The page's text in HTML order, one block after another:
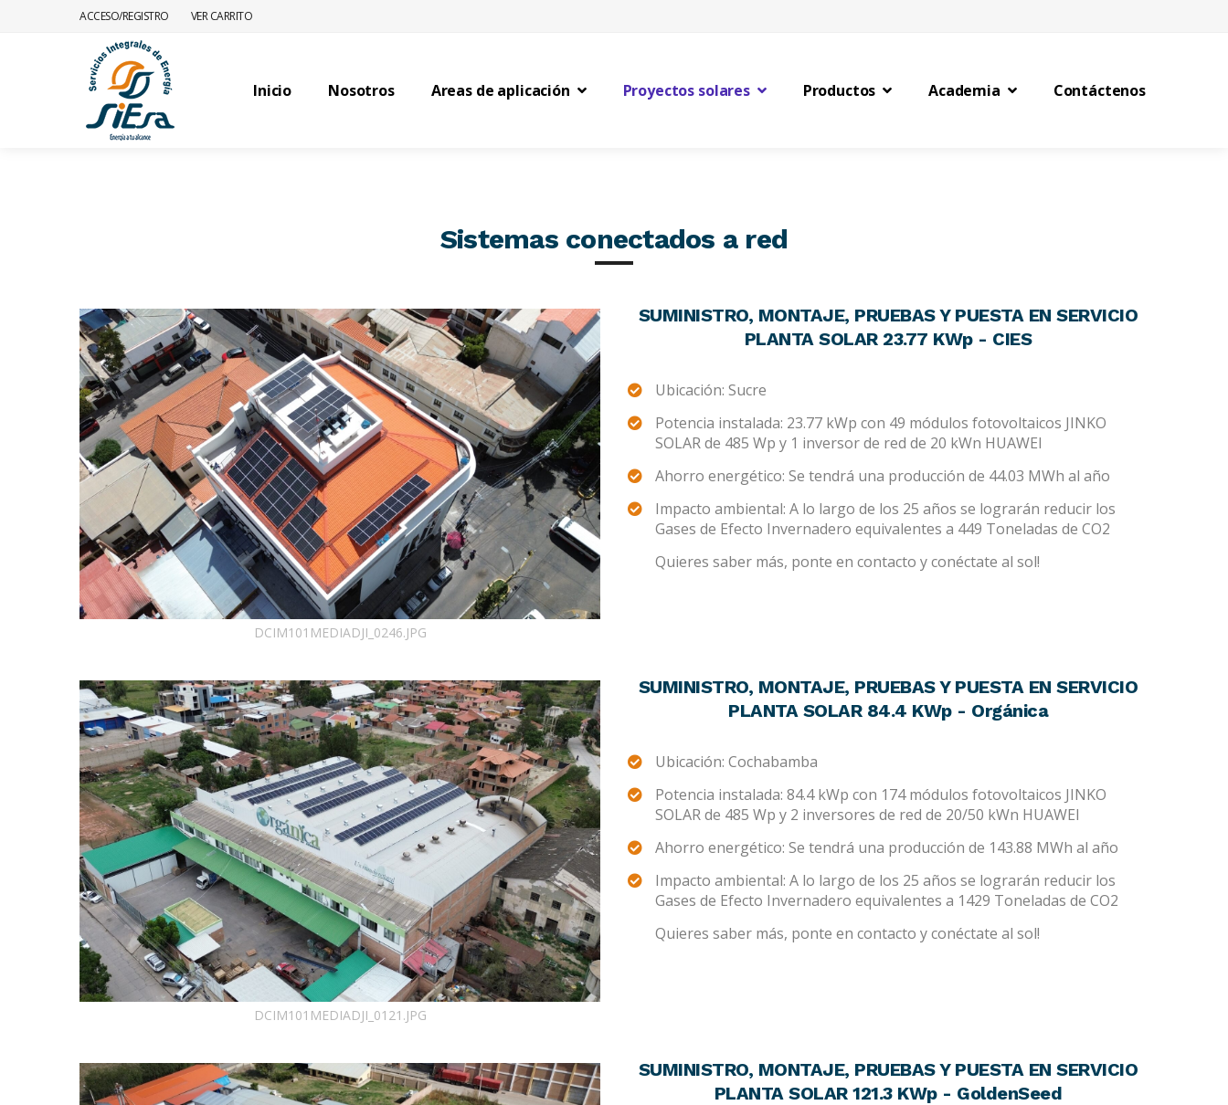
ACCESO/REGISTRO VER CARRITO
Inicio Nosotros Areas de aplicación Proyectos solares Productos Academia Contáctenos
Sistemas conectados a red
DCIM101MEDIADJI_0246.JPG
SUMINISTRO, MONTAJE, PRUEBAS Y PUESTA EN SERVICIO
PLANTA SOLAR 23.77 KWp - CIES
Ubicación: Sucre
Potencia instalada: 23.77 kWp con 49 módulos fotovoltaicos JINKO
SOLAR de 485 Wp y 1 inversor de red de 20 kWn HUAWEI
Ahorro energético: Se tendrá una producción de 44.03 MWh al año
Impacto ambiental: A lo largo de los 25 años se lograrán reducir los
Gases de Efecto Invernadero equivalentes a 449 Toneladas de CO2
Quieres saber más, ponte en contacto y conéctate al sol!
DCIM101MEDIADJI_0121.JPG
SUMINISTRO, MONTAJE, PRUEBAS Y PUESTA EN SERVICIO
PLANTA SOLAR 84.4 KWp - Orgánica
Ubicación: Cochabamba
Potencia instalada: 84.4 kWp con 174 módulos fotovoltaicos JINKO
SOLAR de 485 Wp y 2 inversores de red de 20/50 kWn HUAWEI
Ahorro energético: Se tendrá una producción de 143.88 MWh al año
Impacto ambiental: A lo largo de los 25 años se lograrán reducir los
Gases de Efecto Invernadero equivalentes a 1429 Toneladas de CO2
Quieres saber más, ponte en contacto y conéctate al sol!
SUMINISTRO, MONTAJE, PRUEBAS Y PUESTA EN SERVICIO
PLANTA SOLAR 121.3 KWp - GoldenSeed